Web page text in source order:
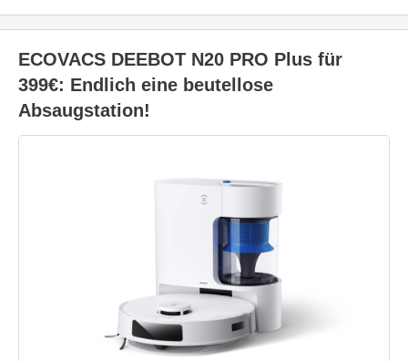
ECOVACS DEEBOT N20 PRO Plus für
399€: Endlich eine beutellose
Absaugstation!